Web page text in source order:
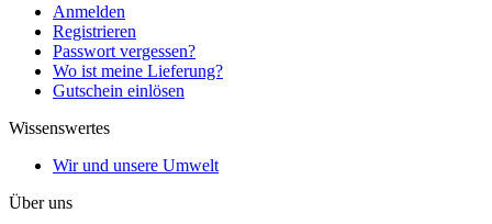
Anmelden
Registrieren
Passwort vergessen?
Wo ist meine Lieferung?
Gutschein einlösen
Wissenswertes
Wir und unsere Umwelt
Über uns